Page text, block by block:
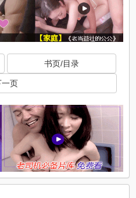
书页/目录
一页